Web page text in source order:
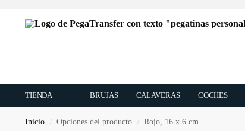
TIENDA | BRUJAS CALAVERAS COCHES
Inicio / Opciones del producto / Rojo, 16 x 6 cm